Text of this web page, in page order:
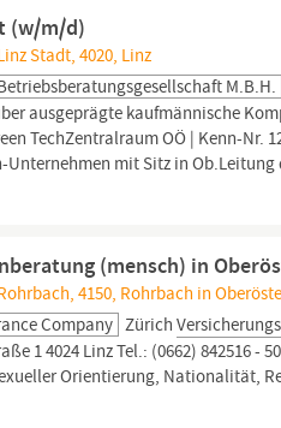
(w/m/d)
Stadt, 4020, Linz
M.b.H.
ausgeprägte kaufmännische
TechZentralraum OÖ | Kenn-Nr.
Unternehmen mit Sitz in Ob.Leitung
(mensch) in
4150, Rohrbach in
Company Zürich
1 4024 Linz Tel.: (0662) 842516 -
Orientierung, Nationalität,